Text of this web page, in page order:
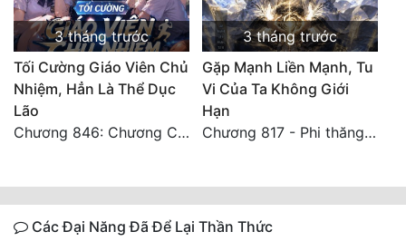
3 tháng trước
Tối Cường Giáo Viên Chủ
Nhiệm, Hẳn Là Thể Dục
Lão
Chương 846: Chương Cuối Cùng
3 tháng trước
Gặp Mạnh Liền Mạnh, Tu
Vi Của Ta Không Giới
Hạn
Chương 817 - Phi thăng Thần Giới! [HẾT]
Các Đại Năng Đã Để Lại Thần Thức